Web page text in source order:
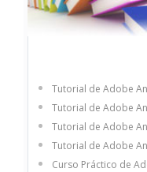
Tutorial de Adobe
Tutorial de Adobe
Tutorial de Adobe
Tutorial de Adobe
Curso Práctico de